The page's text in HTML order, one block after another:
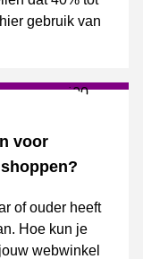
gebruik van
voor
of ouder heeft
Hoe kun je
webwinkel